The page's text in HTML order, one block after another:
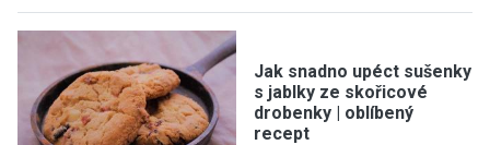
Jak snadno upéct sušenky
s jablky ze skořicové
drobenky | oblíbený
recept